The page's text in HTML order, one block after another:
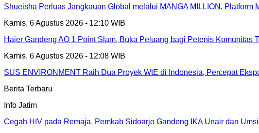
Shueisha Perluas Jangkauan Global melalui MANGA MILLION, Platform
Kamis, 6 Agustus 2026 - 12:10 WIB
Haier Gandeng AO 1 Point Slam, Buka Peluang bagi Petenis Komunitas
Kamis, 6 Agustus 2026 - 12:08 WIB
SUS ENVIRONMENT Raih Dua Proyek WtE di Indonesia, Percepat
Berita Terbaru
Info Jatim
Cegah HIV pada Remaja, Pemkab Sidoarjo Gandeng IKA Unair dan